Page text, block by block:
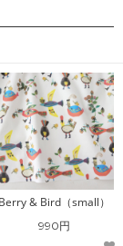
Berry & Bird（small）
990円